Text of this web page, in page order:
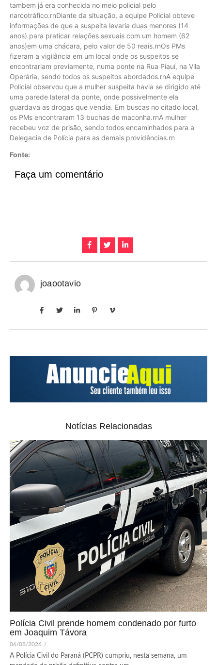
tambem já era conhecida no meio policial pelo
narcotráfico.rnDiante da situação, a equipe Policial obteve
informações de que a suspeita levaria duas menores (14
anos) para praticar relações sexuais com um homem (62
anos)em uma chácara, pelo valor de 50 reais.rnOs PMs
fizeram a vigilância em um local onde os suspeitos se
encontrariam previamente, numa ponte na Rua Piauí, na Vila
Operária, sendo todos os suspeitos abordados.rnA equipe
Policial observou que a mulher suspeita havia se dirigido até
uma parede lateral da ponte, onde possivelmente ela
guardava as drogas que vendia. Em buscas no citado local,
os PMs encontraram 13 buchas de maconha.rnA mulher
recebeu voz de prisão, sendo todos encaminhados para a
Delegacia de Polícia para as demais providências.rn
Fonte:
Faça um comentário
joaootavio
Notícias Relacionadas
Polícia Civil prende homem condenado por furto
em Joaquim Távora
06/08/2026 /
A Polícia Civil do Paraná (PCPR) cumpriu, nesta semana, um